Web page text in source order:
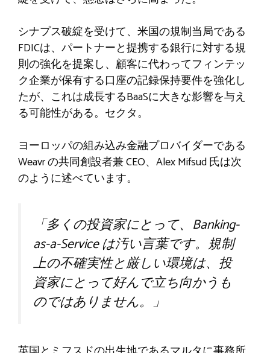
シナプス破綻を受けて、米国の規制当局である
FDICは、パートナーと提携する銀行に対する規
則の強化を提案し、顧客に代わってフィンテッ
ク企業が保有する口座の記録保持要件を強化し
たが、これは成長するBaaSに大きな影響を与え
る可能性がある。セクタ。
ヨーロッパの組み込み金融プロバイダーである
Weavr の共同創設者兼 CEO、Alex Mifsud 氏は次
のように述べています。
「多くの投資家にとって、Banking-
as-a-Service は汚い言葉です。規制
上の不確実性と厳しい環境は、投
資家にとって好んで立ち向かうも
のではありません。」